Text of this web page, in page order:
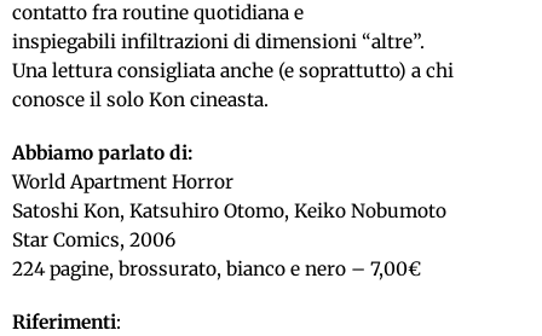
contatto fra routine quotidiana e
inspiegabili infiltrazioni di dimensioni “altre”.
Una lettura consigliata anche (e soprattutto) a chi
conosce il solo Kon cineasta.
Abbiamo parlato di:
World Apartment Horror
Satoshi Kon, Katsuhiro Otomo, Keiko Nobumoto
Star Comics, 2006
224 pagine, brossurato, bianco e nero – 7,00€
Riferimenti: